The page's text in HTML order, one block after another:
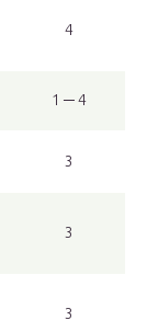
4
1 ─ 4
3
3
3